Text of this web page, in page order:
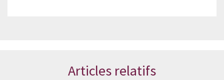
Articles relatifs